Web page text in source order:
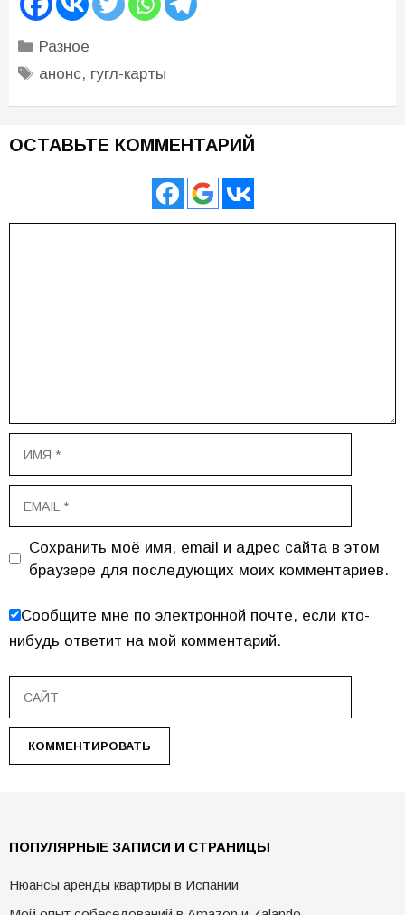
Рубрики
Разное
Метки
анонс, гугл-карты
ОСТАВЬТЕ КОММЕНТАРИЙ
Сохранить моё имя, email и адрес сайта в этом
браузере для последующих моих комментариев.
Сообщите мне по электронной почте, если кто-
нибудь ответит на мой комментарий.
ПОПУЛЯРНЫЕ ЗАПИСИ И СТРАНИЦЫ
Нюансы аренды квартиры в Испании